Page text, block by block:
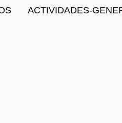
ACTIVIDADES-